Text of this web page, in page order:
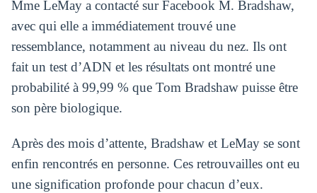
Mme LeMay a contacté sur Facebook M. Bradshaw,
avec qui elle a immédiatement trouvé une
ressemblance, notamment au niveau du nez. Ils ont
fait un test d’ADN et les résultats ont montré une
probabilité à 99,99 % que Tom Bradshaw puisse être
son père biologique.
Après des mois d’attente, Bradshaw et LeMay se sont
enfin rencontrés en personne. Ces retrouvailles ont eu
une signification profonde pour chacun d’eux.